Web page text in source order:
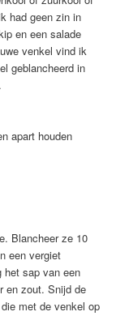
had geen zin in
en een salade
venkel vind ik
geblancheerd in
apart houden
Blancheer ze 10
een vergiet
het sap van een
en zout. Snijd de
met de venkel op